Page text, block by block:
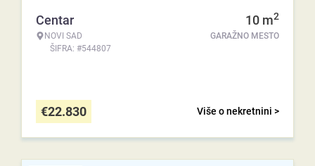
Centar
NOVI SAD
ŠIFRA: #544807
10 m2
GARAŽNO MESTO
Više o nekretnini >
€22.830